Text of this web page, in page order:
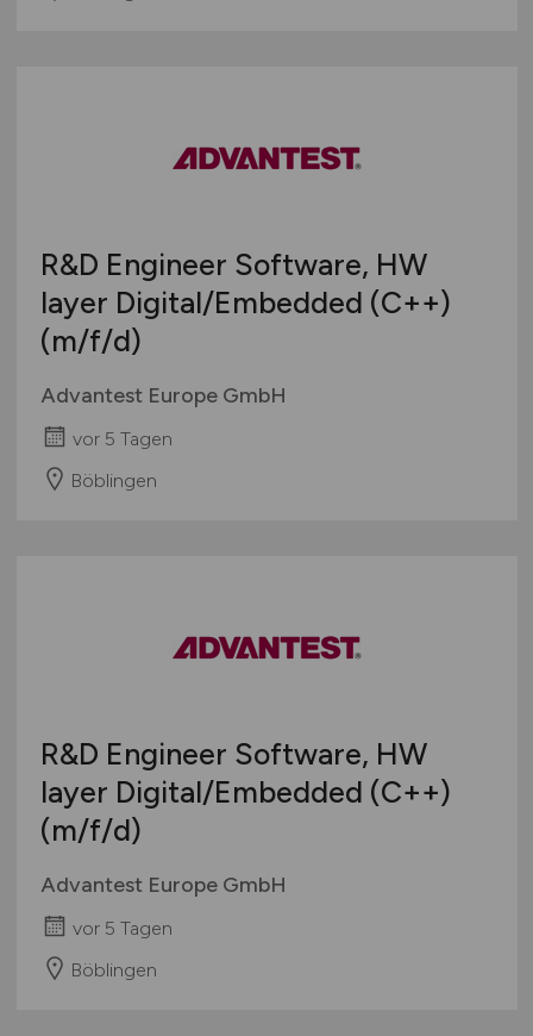
R&D Engineer Software, HW
layer Digital/Embedded (C++)
(m/f/d)
Advantest Europe GmbH
vor 5 Tagen
Böblingen
R&D Engineer Software, HW
layer Digital/Embedded (C++)
(m/f/d)
Advantest Europe GmbH
vor 5 Tagen
Böblingen